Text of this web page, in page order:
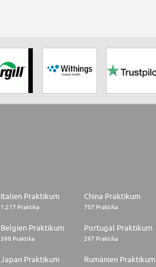
Italien Praktikum
1.217 Praktika
China Praktikum
707 Praktika
Belgien Praktikum
398 Praktika
Portugal Praktikum
297 Praktika
Japan Praktikum Rumänien Praktikum